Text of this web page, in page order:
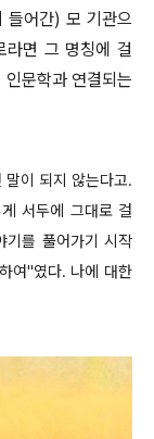
들어간) 모 기관으
라면 그 명칭에 걸
문학과 연결되는
이 되지 않는다고.
서두에 그대로 걸
기를 풀어가기 시작
여"였다. 나에 대한